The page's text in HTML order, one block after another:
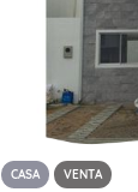
CASA VENTA